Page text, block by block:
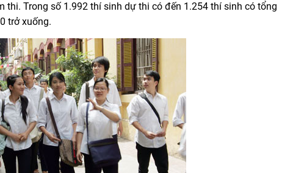
thi. Trong số 1.992 thí sinh dự thi có đến 1.254 thí sinh có tổng
trở xuống.